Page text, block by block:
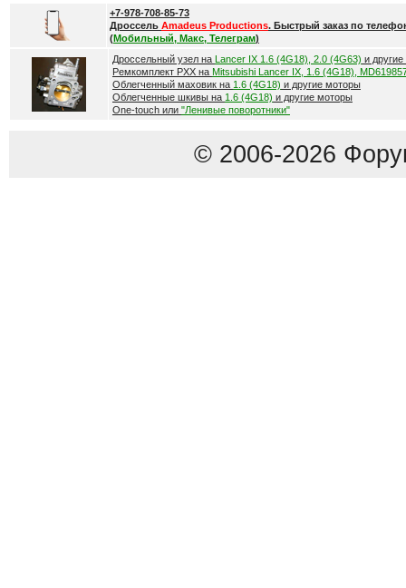
+7-978-708-85-73
Дроссель Amadeus Productions. Быстрый заказ по
(Мобильный, Макс, Телеграм)
Дроссельный узел на Lancer IX 1.6 (4G18), 2.0 (4G63) и
Ремкомплект РХХ на Mitsubishi Lancer IX, 1.6 (4G18),
Облегченный маховик на 1.6 (4G18) и другие моторы
Облегченные шкивы на 1.6 (4G18) и другие моторы
One-touch или "Ленивые поворотники"
© 2006-2026